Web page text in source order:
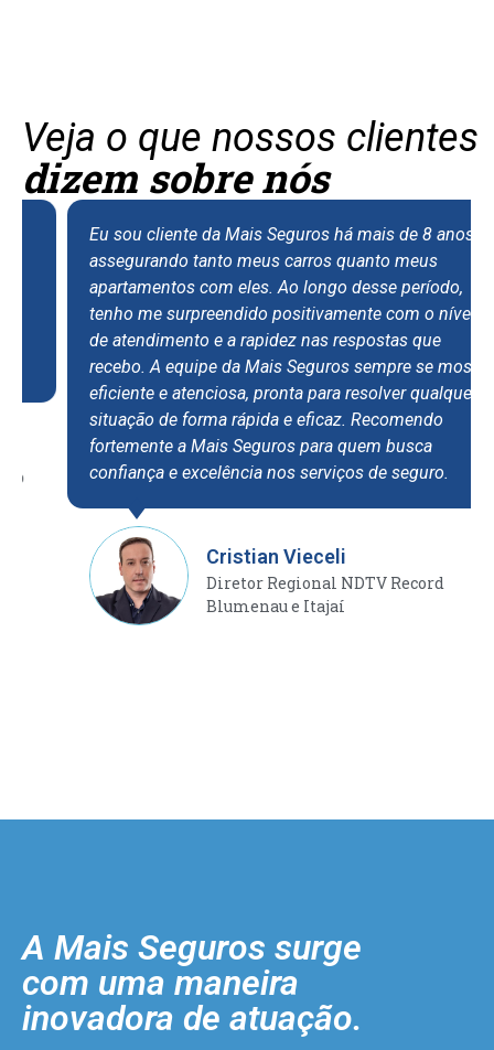
Veja o que nossos clientes
dizem sobre nós
Eu sou cliente da Mais Seguros há mais de 8 anos,
assegurando tanto meus carros quanto meus
apartamentos com eles. Ao longo desse período,
tenho me surpreendido positivamente com o nível
de atendimento e a rapidez nas respostas que
recebo. A equipe da Mais Seguros sempre se mostra
eficiente e atenciosa, pronta para resolver qualquer
situação de forma rápida e eficaz. Recomendo
fortemente a Mais Seguros para quem busca
confiança e excelência nos serviços de seguro.
Cristian Vieceli
Diretor Regional NDTV Record
Blumenau e Itajaí
A Mais Seguros surge
com uma maneira
inovadora de atuação.